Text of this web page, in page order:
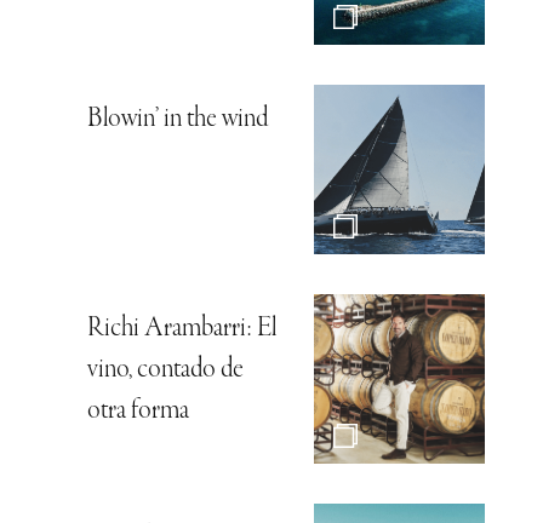
Blowin’ in the wind
Richi Arambarri: El
vino, contado de
otra forma